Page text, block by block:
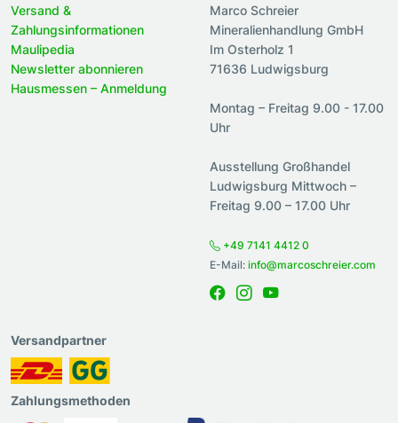
Versand &
Zahlungsinformationen
Maulipedia
Newsletter abonnieren
Hausmessen – Anmeldung
Marco Schreier
Mineralienhandlung GmbH
Im Osterholz 1
71636 Ludwigsburg
Montag – Freitag 9.00 - 17.00
Uhr
Ausstellung Großhandel
Ludwigsburg Mittwoch –
Freitag 9.00 – 17.00 Uhr
+49 7141 4412 0
E-Mail: info@marcoschreier.com
Versandpartner
Zahlungsmethoden